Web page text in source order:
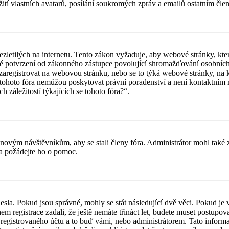
vlastních avatarů, posílání soukromých zpráv a emailů ostatním
na internetu. Tento zákon vyžaduje, aby webové stránky,
potvrzení od zákonného zástupce povolující shromažďování
na webovou stránku, nebo se to týká webové stránky,
fóra nemůžou poskytovat právní poradenství a není
záležitostí týkajících se tohoto fóra?“.
návštěvníkům, aby se stali členy fóra. Administrátor mohl
požádejte ho o pomoc.
Pokud jsou správné, mohly se stát následující dvě věci. Pokud
registrace zadali, že ještě nemáte třináct let, budete muset
účtu a to buď vámi, nebo administrátorem. Tato